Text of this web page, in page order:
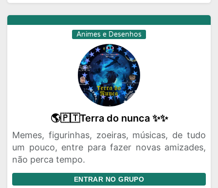
Animes e Desenhos
🌎🇵🇹Terra do nunca ✨✨
Memes, figurinhas, zoeiras, músicas, de tudo
um pouco, entre para fazer novas amizades,
não perca tempo.
ENTRAR NO GRUPO